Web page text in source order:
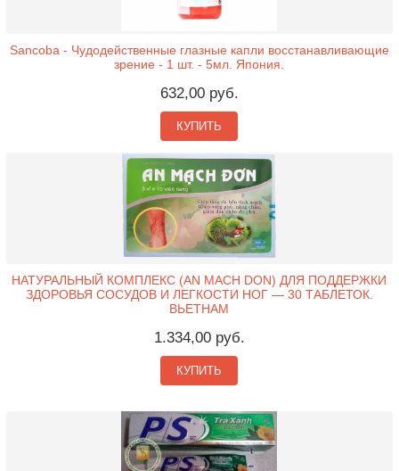
Sancoba - Чудодейственные глазные капли восстанавливающие
зрение - 1 шт. - 5мл. Япония.
632,00 руб.
КУПИТЬ
НАТУРАЛЬНЫЙ КОМПЛЕКС (AN MACH DON) ДЛЯ ПОДДЕРЖКИ
ЗДОРОВЬЯ СОСУДОВ И ЛЕГКОСТИ НОГ — 30 ТАБЛЕТОК.
ВЬЕТНАМ
1.334,00 руб.
КУПИТЬ